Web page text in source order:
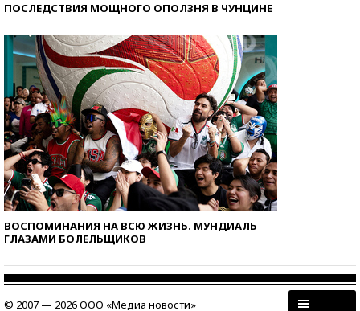
ПОСЛЕДСТВИЯ МОЩНОГО ОПОЛЗНЯ В ЧУНЦИНЕ
ВОСПОМИНАНИЯ НА ВСЮ ЖИЗНЬ. МУНДИАЛЬ
ГЛАЗАМИ БОЛЕЛЬЩИКОВ
© 2007 — 2026 ООО «Медиа новости»